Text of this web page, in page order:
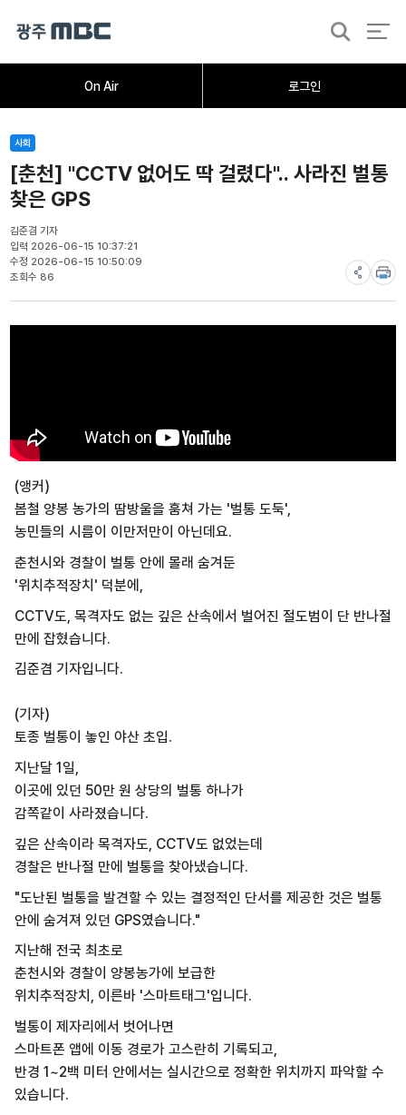
On Air 로그인
검
오늘의뉴스뉴스데스크 취재가시작되자
사회
[춘천] "CCTV 없어도 딱 걸렸다".. 사라진 벌통
찾은 GPS
김준겸 기자
입력 2026-06-15 10:37:21
수정 2026-06-15 10:50:09
조회수 86
(앵커)
봄철 양봉 농가의 땀방울을 훔쳐 가는 '벌통 도둑',
농민들의 시름이 이만저만이 아닌데요.
춘천시와 경찰이 벌통 안에 몰래 숨겨둔
'위치추적장치' 덕분에,
CCTV도, 목격자도 없는 깊은 산속에서 벌어진 절도범이 단 반나절
만에 잡혔습니다.
김준겸 기자입니다.
(기자)
토종 벌통이 놓인 야산 초입.
지난달 1일,
이곳에 있던 50만 원 상당의 벌통 하나가
감쪽같이 사라졌습니다.
깊은 산속이라 목격자도, CCTV도 없었는데
경찰은 반나절 만에 벌통을 찾아냈습니다.
"도난된 벌통을 발견할 수 있는 결정적인 단서를 제공한 것은 벌통
안에 숨겨져 있던 GPS였습니다."
지난해 전국 최초로
춘천시와 경찰이 양봉농가에 보급한
위치추적장치, 이른바 '스마트태그'입니다.
벌통이 제자리에서 벗어나면
스마트폰 앱에 이동 경로가 고스란히 기록되고,
반경 1~2백 미터 안에서는 실시간으로 정확한 위치까지 파악할 수
있습니다.